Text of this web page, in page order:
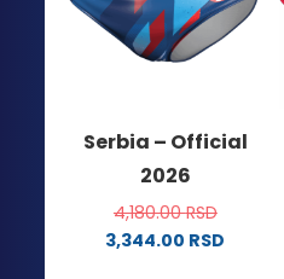
Opcije
mogu
biti
stranici
proizvoda.
Serbia – Official
2026
4,180.00RSD
3,344.00 RSD